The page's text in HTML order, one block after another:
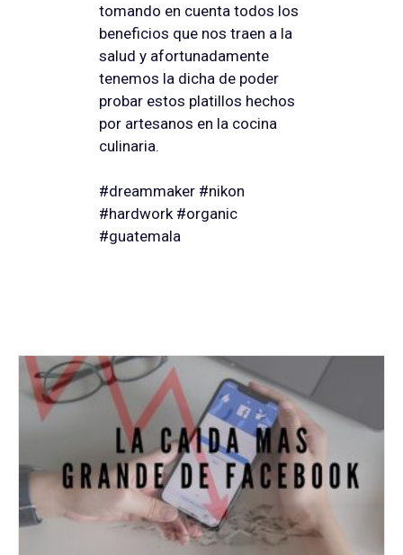
tomando en cuenta todos los
beneficios que nos traen a la
salud y afortunadamente
tenemos la dicha de poder
probar estos platillos hechos
por artesanos en la cocina
culinaria.
#dreammaker #nikon
#hardwork #organic
#guatemala